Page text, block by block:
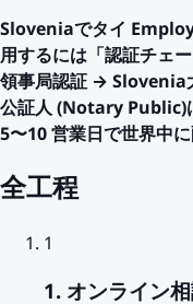
Sloveniaでタイ
用するには「認証チェ
領事局認証 → Slovenia
公証人 (Notary Public)
5〜10 営業日で世界中に
全工程
1
1. オンライン